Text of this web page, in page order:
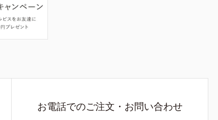
お電話でのご注文・お問い合わせ